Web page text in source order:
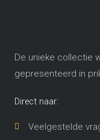
De unieke collectie
gepresenteerd in
Direct naar:
Veelgestelde